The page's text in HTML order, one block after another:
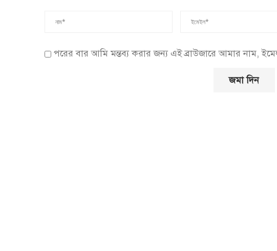
পরের বার আমি মন্তব্য করার জন্য এই ব্রাউজারে আমার নাম,